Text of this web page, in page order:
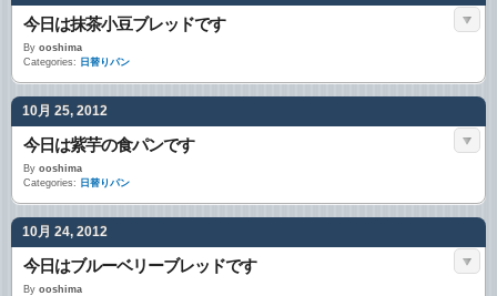
今日は抹茶小豆ブレッドです
By ooshima
Categories: 日替りパン
10月 25, 2012
今日は紫芋の食パンです
By ooshima
Categories: 日替りパン
10月 24, 2012
今日はブルーベリーブレッドです
By ooshima